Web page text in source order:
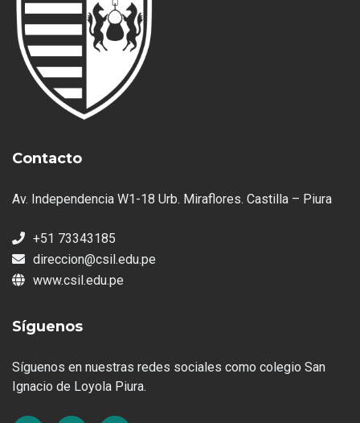
Contacto
Av. Independencia W1-18 Urb. Miraflores. Castilla – Piura
+51 73343185
direccion@csil.edu.pe
www.csil.edu.pe
Síguenos
Síguenos en nuestras redes sociales como colegio San
Ignacio de Loyola Piura.